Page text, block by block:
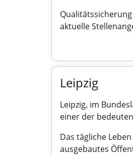
aktuelle
Leipzig
Leipzig, im
einer der
Das tägliche
ausgebautes